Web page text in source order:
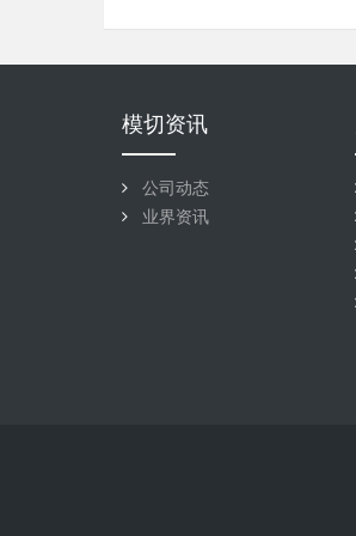
模切资讯
公司动态
业界资讯